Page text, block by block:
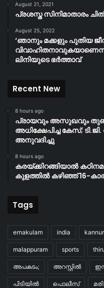
August 21, 2021
പ്രശസ്ത സിനിമാതാരം
August 25, 2022
‘ഞാനും മക്കളും പുതിയ
വിവാഹിതനാവുകയാണെന്ന
ലിനിയുടെ ഭർത്താവ്
Recent New
8 hours ago
പ്രായവും അസുഖവും
അധിക്ഷേപിച്ച കേസ്;
അനുവദിച്ചു
8 hours ago
കരയ്ക്കിറങ്ങിയാൽ
കുളത്തിൽ കഴിഞ്ഞ് 16-
Tags
ernakulam india kannur
malappuram sports
അപകടം; അറസ്റ്റിൽ
പിടിയിൽ പൊലീസ്